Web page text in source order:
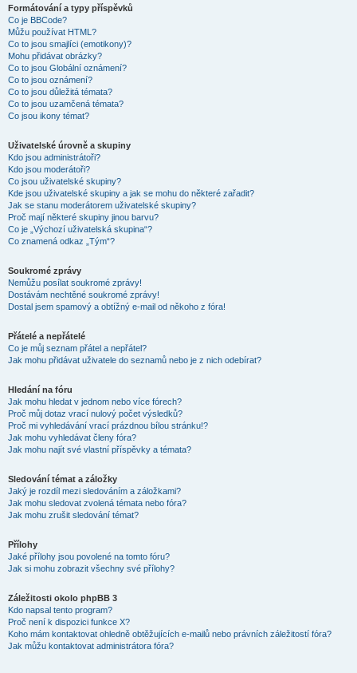
Formátování a typy příspěvků
Co je BBCode?
Můžu používat HTML?
Co to jsou smajlíci (emotikony)?
Mohu přidávat obrázky?
Co to jsou Globální oznámení?
Co to jsou oznámení?
Co to jsou důležitá témata?
Co to jsou uzamčená témata?
Co jsou ikony témat?
Uživatelské úrovně a skupiny
Kdo jsou administrátoři?
Kdo jsou moderátoři?
Co jsou uživatelské skupiny?
Kde jsou uživatelské skupiny a jak se mohu do některé zařadit?
Jak se stanu moderátorem uživatelské skupiny?
Proč mají některé skupiny jinou barvu?
Co je „Výchozí uživatelská skupina“?
Co znamená odkaz „Tým“?
Soukromé zprávy
Nemůžu posílat soukromé zprávy!
Dostávám nechtěné soukromé zprávy!
Dostal jsem spamový a obtížný e-mail od někoho z fóra!
Přátelé a nepřátelé
Co je můj seznam přátel a nepřátel?
Jak mohu přidávat uživatele do seznamů nebo je z nich odebírat?
Hledání na fóru
Jak mohu hledat v jednom nebo více fórech?
Proč můj dotaz vrací nulový počet výsledků?
Proč mi vyhledávání vrací prázdnou bílou stránku!?
Jak mohu vyhledávat členy fóra?
Jak mohu najít své vlastní příspěvky a témata?
Sledování témat a záložky
Jaký je rozdíl mezi sledováním a záložkami?
Jak mohu sledovat zvolená témata nebo fóra?
Jak mohu zrušit sledování témat?
Přílohy
Jaké přílohy jsou povolené na tomto fóru?
Jak si mohu zobrazit všechny své přílohy?
Záležitosti okolo phpBB 3
Kdo napsal tento program?
Proč není k dispozici funkce X?
Koho mám kontaktovat ohledně obtěžujících e-mailů nebo právních záležitostí fóra?
Jak můžu kontaktovat administrátora fóra?